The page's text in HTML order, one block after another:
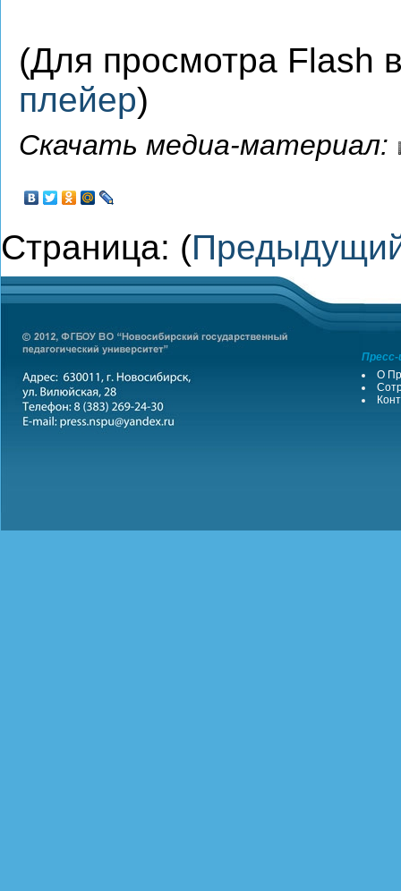
(Для просмотра Flash
плейер)
Скачать медиа-материал:
Страница: (
О